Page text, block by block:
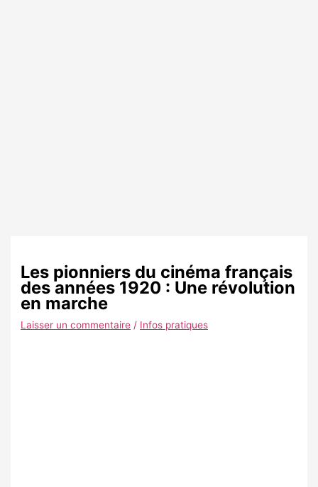
Les pionniers du cinéma français
des années 1920 : Une révolution
en marche
Laisser un commentaire / Infos pratiques